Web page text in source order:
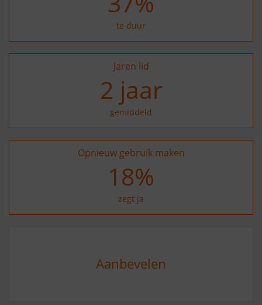
te duur
Jaren lid
2 jaar
gemiddeld
Opnieuw gebruik maken
27%
zegt ja
Aanbevelen